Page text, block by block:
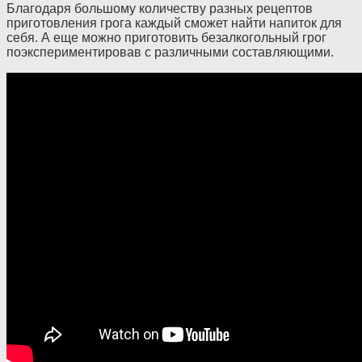
Благодаря большому количеству разных рецептов
приготовления грога каждый сможет найти напиток для
себя. А еще можно приготовить безалкогольный грог
поэкспериментировав с различными составляющими.